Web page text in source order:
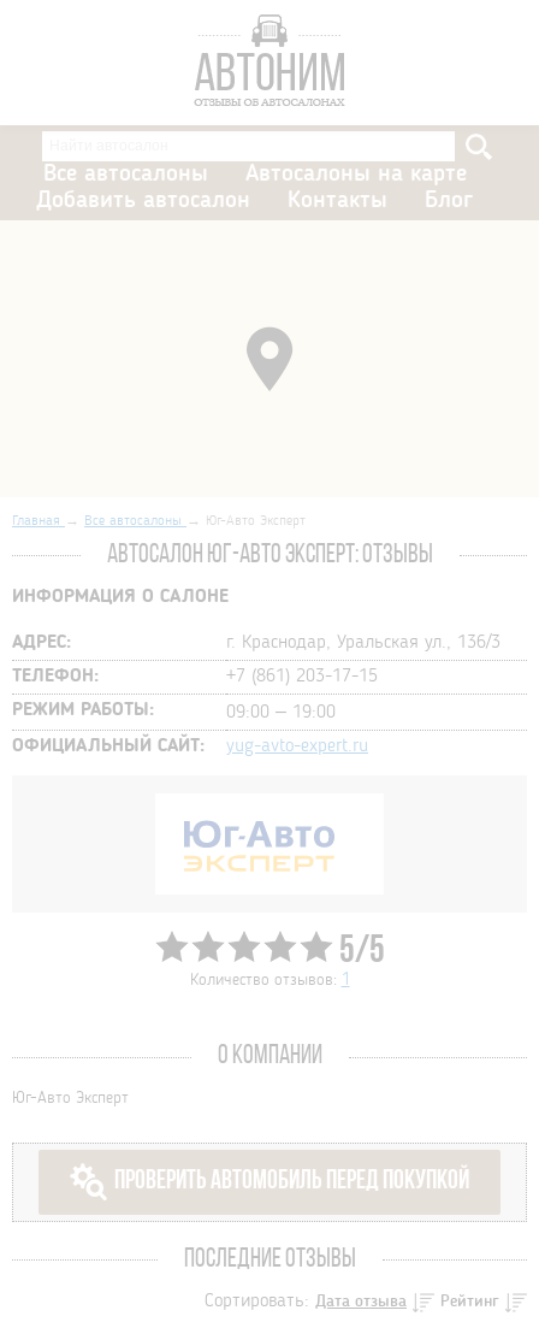
Все автосалоны
Автосалоны на карте
Добавить автосалон
Контакты Блог
Главная Все автосалоны Юг-Авто Эксперт
АВТОСАЛОН ЮГ-АВТО ЭКСПЕРТ: ОТЗЫВЫ
ИНФОРМАЦИЯ О САЛОНЕ
АДРЕС:
г. Краснодар, Уральская ул., 136/3
ТЕЛЕФОН:
+7 (861) 203-17-15
РЕЖИМ РАБОТЫ:
09:00 – 19:00
ОФИЦИАЛЬНЫЙ САЙТ:
yug-avto-expert.ru
5/5
Количество отзывов: 1
О КОМПАНИИ
Юг-Авто Эксперт
ПРОВЕРИТЬ АВТОМОБИЛЬ ПЕРЕД ПОКУПКОЙ
ПОСЛЕДНИЕ ОТЗЫВЫ
Сортировать: Дата отзыва Рейтинг